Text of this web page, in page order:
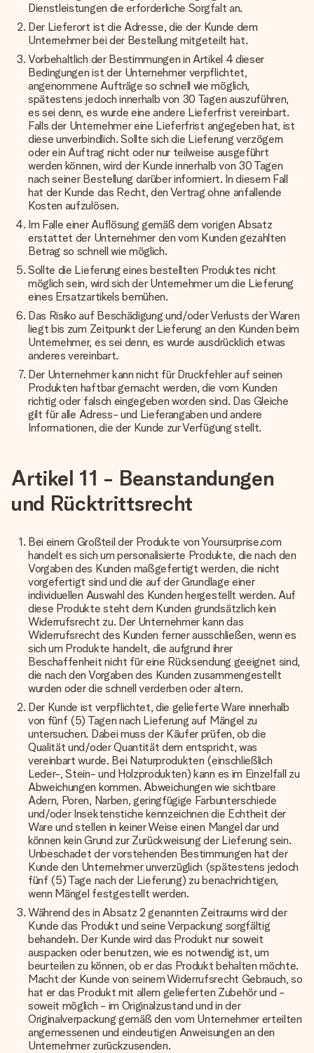
Dienstleistungen die erforderliche Sorgfalt an.
Der Lieferort ist die Adresse, die der Kunde dem
Unternehmer bei der Bestellung mitgeteilt hat.
Vorbehaltlich der Bestimmungen in Artikel 4 dieser
Bedingungen ist der Unternehmer verpflichtet,
angenommene Aufträge so schnell wie möglich,
spätestens jedoch innerhalb von 30 Tagen auszuführen,
es sei denn, es wurde eine andere Lieferfrist vereinbart.
Falls der Unternehmer eine Lieferfrist angegeben hat, ist
diese unverbindlich. Sollte sich die Lieferung verzögern
oder ein Auftrag nicht oder nur teilweise ausgeführt
werden können, wird der Kunde innerhalb von 30 Tagen
nach seiner Bestellung darüber informiert. In diesem Fall
hat der Kunde das Recht, den Vertrag ohne anfallende
Kosten aufzulösen.
Im Falle einer Auflösung gemäß dem vorigen Absatz
erstattet der Unternehmer den vom Kunden gezahlten
Betrag so schnell wie möglich.
Sollte die Lieferung eines bestellten Produktes nicht
möglich sein, wird sich der Unternehmer um die Lieferung
eines Ersatzartikels bemühen.
Das Risiko auf Beschädigung und/oder Verlusts der Waren
liegt bis zum Zeitpunkt der Lieferung an den Kunden beim
Unternehmer, es sei denn, es wurde ausdrücklich etwas
anderes vereinbart.
Der Unternehmer kann nicht für Druckfehler auf seinen
Produkten haftbar gemacht werden, die vom Kunden
richtig oder falsch eingegeben worden sind. Das Gleiche
gilt für alle Adress- und Lieferangaben und andere
Informationen, die der Kunde zur Verfügung stellt.
Artikel 11 - Beanstandungen
und Rücktrittsrecht
Bei einem Großteil der Produkte von Yoursurprise.com
handelt es sich um personalisierte Produkte, die nach den
Vorgaben des Kunden maßgefertigt werden, die nicht
vorgefertigt sind und die auf der Grundlage einer
individuellen Auswahl des Kunden hergestellt werden. Auf
diese Produkte steht dem Kunden grundsätzlich kein
Widerrufsrecht zu. Der Unternehmer kann das
Widerrufsrecht des Kunden ferner ausschließen, wenn es
sich um Produkte handelt, die aufgrund ihrer
Beschaffenheit nicht für eine Rücksendung geeignet sind,
die nach den Vorgaben des Kunden zusammengestellt
wurden oder die schnell verderben oder altern.
Der Kunde ist verpflichtet, die gelieferte Ware innerhalb
von fünf (5) Tagen nach Lieferung auf Mängel zu
untersuchen. Dabei muss der Käufer prüfen, ob die
Qualität und/oder Quantität dem entspricht, was
vereinbart wurde. Bei Naturprodukten (einschließlich
Leder-, Stein- und Holzprodukten) kann es im Einzelfall zu
Abweichungen kommen. Abweichungen wie sichtbare
Adern, Poren, Narben, geringfügige Farbunterschiede
und/oder Insektenstiche kennzeichnen die Echtheit der
Ware und stellen in keiner Weise einen Mangel dar und
können kein Grund zur Zurückweisung der Lieferung sein.
Unbeschadet der vorstehenden Bestimmungen hat der
Kunde den Unternehmer unverzüglich (spätestens jedoch
fünf (5) Tage nach der Lieferung) zu benachrichtigen,
wenn Mängel festgestellt werden.
Während des in Absatz 2 genannten Zeitraums wird der
Kunde das Produkt und seine Verpackung sorgfältig
behandeln. Der Kunde wird das Produkt nur soweit
auspacken oder benutzen, wie es notwendig ist, um
beurteilen zu können, ob er das Produkt behalten möchte.
Macht der Kunde von seinem Widerrufsrecht Gebrauch, so
hat er das Produkt mit allem gelieferten Zubehör und -
soweit möglich - im Originalzustand und in der
Originalverpackung gemäß den vom Unternehmer erteilten
angemessenen und eindeutigen Anweisungen an den
Unternehmer zurückzusenden.